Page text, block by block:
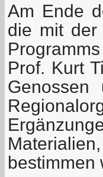
Am Ende
die mit der
Prof. Kurt
bestimmen